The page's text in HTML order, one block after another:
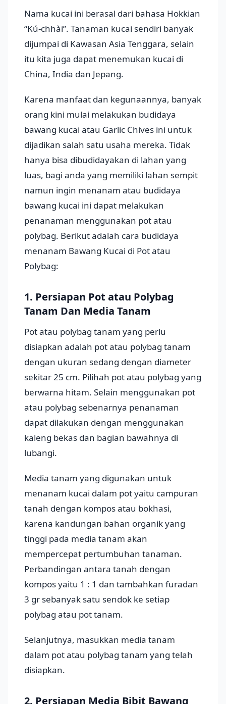
Nama kucai ini berasal dari bahasa Hokkian
“Kú-chhài”. Tanaman kucai sendiri banyak
dijumpai di Kawasan Asia Tenggara, selain
itu kita juga dapat menemukan kucai di
China, India dan Jepang.
Karena manfaat dan kegunaannya, banyak
orang kini mulai melakukan budidaya
bawang kucai atau Garlic Chives ini untuk
dijadikan salah satu usaha mereka. Tidak
hanya bisa dibudidayakan di lahan yang
luas, bagi anda yang memiliki lahan sempit
namun ingin menanam atau budidaya
bawang kucai ini dapat melakukan
penanaman menggunakan pot atau
polybag. Berikut adalah cara budidaya
menanam Bawang Kucai di Pot atau
Polybag:
1. Persiapan Pot atau Polybag
Tanam Dan Media Tanam
Pot atau polybag tanam yang perlu
disiapkan adalah pot atau polybag tanam
dengan ukuran sedang dengan diameter
sekitar 25 cm. Pilihah pot atau polybag yang
berwarna hitam. Selain menggunakan pot
atau polybag sebenarnya penanaman
dapat dilakukan dengan menggunakan
kaleng bekas dan bagian bawahnya di
lubangi.
Media tanam yang digunakan untuk
menanam kucai dalam pot yaitu campuran
tanah dengan kompos atau bokhasi,
karena kandungan bahan organik yang
tinggi pada media tanam akan
mempercepat pertumbuhan tanaman.
Perbandingan antara tanah dengan
kompos yaitu 1 : 1 dan tambahkan furadan
3 gr sebanyak satu sendok ke setiap
polybag atau pot tanam.
Selanjutnya, masukkan media tanam
dalam pot atau polybag tanam yang telah
disiapkan.
2. Persiapan Media Bibit Bawang